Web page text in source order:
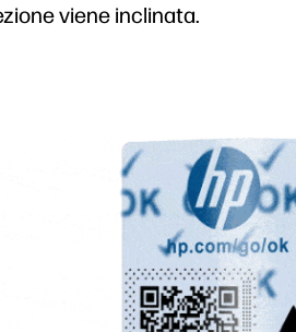
viene inclinata.